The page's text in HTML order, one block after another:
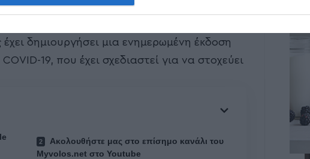
έχει δημιουργήσει μια ενημερωμένη έκδοση
19, που έχει σχεδιαστεί για να στοχεύει
Ακολουθήστε μας στο επίσημο κανάλι του
Myvolos.net στο Youtube